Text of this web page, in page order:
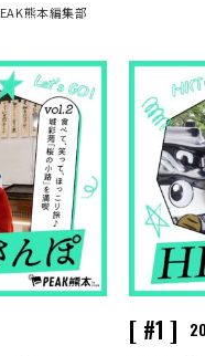
熊本編集部
#1